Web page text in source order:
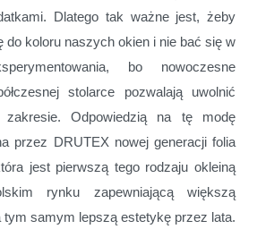
Dlatego tak ważne jest, żeby
do koloru naszych okien i nie bać się w
bo nowoczesne
stolarce pozwalają uwolnić
Odpowiedzią na tę modę
przez DRUTEX nowej generacji folia
jest pierwszą tego rodzaju okleiną
rynku zapewniającą większą
samym lepszą estetykę przez lata.